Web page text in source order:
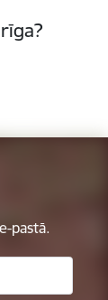
pastā.